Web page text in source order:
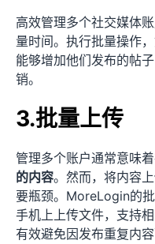
高效管理多个社交媒体
量时间。执行批量操作
能够增加他们发布的帖
销。
3.批量上传
管理多个账户通常意味
的内容。然而，将内容
要瓶颈。MoreLogin的
手机上上传文件，支持
有效避免因发布重复内容